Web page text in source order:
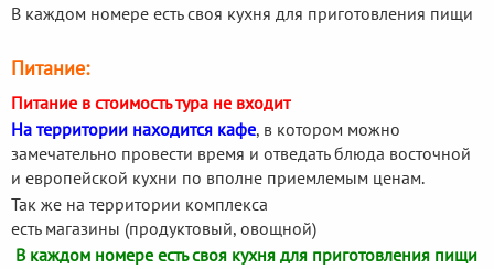
В каждом номере есть своя кухня для приготовления пищи
Питание:
Питание в стоимость тура не входит
На территории находится кафе, в котором можно
замечательно провести время и отведать блюда восточной
и европейской кухни по вполне приемлемым ценам.
Так же на территории комплекса
есть магазины (продуктовый, овощной)
В каждом номере есть своя кухня для приготовления пищи